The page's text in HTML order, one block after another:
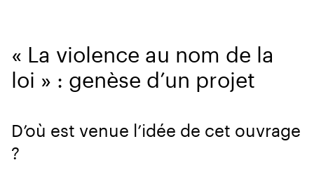
« La violence au nom de la
loi » : genèse d’un projet
D’où est venue l’idée de cet ouvrage
?